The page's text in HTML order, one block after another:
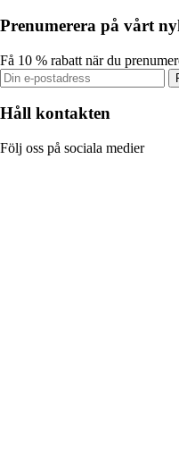
Prenumerera på vårt
Få 10 % rabatt när du
Håll kontakten
Följ oss på sociala medier